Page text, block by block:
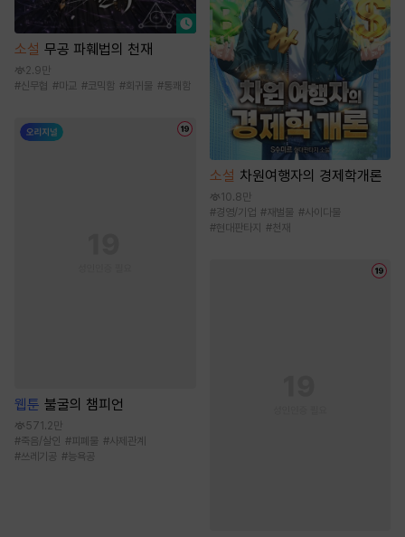
소설 무공 파훼법의 천재
2.9만
#신무협 #마교 #코믹함 #회귀물 #통쾌함
웹툰 불굴의 챔피언
571.2만
#죽음/살인 #피폐물 #사제관계
#쓰레기공 #능욕공
소설 차원여행자의 경제학개론
10.8만
#경영/기업 #재벌물 #사이다물
#현대판타지 #천재